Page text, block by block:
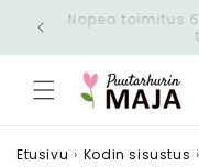
siirry
Nopea
Etusivu › Kodin sisustus ›